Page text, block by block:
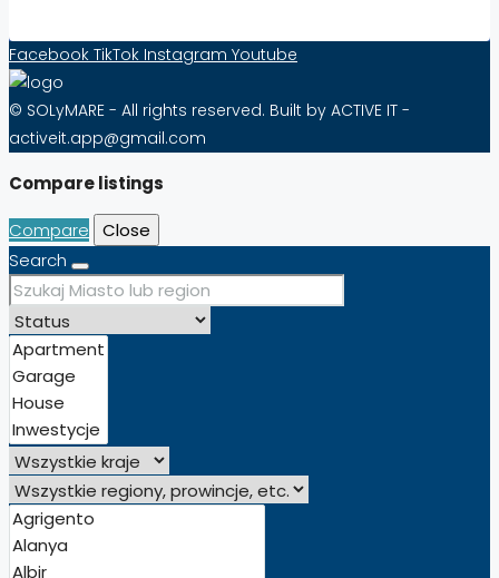
Facebook TikTok Instagram Youtube
© SOLyMARE - All rights reserved. Built by ACTIVE IT -
activeit.app@gmail.com
Compare listings
Compare
Close
Search